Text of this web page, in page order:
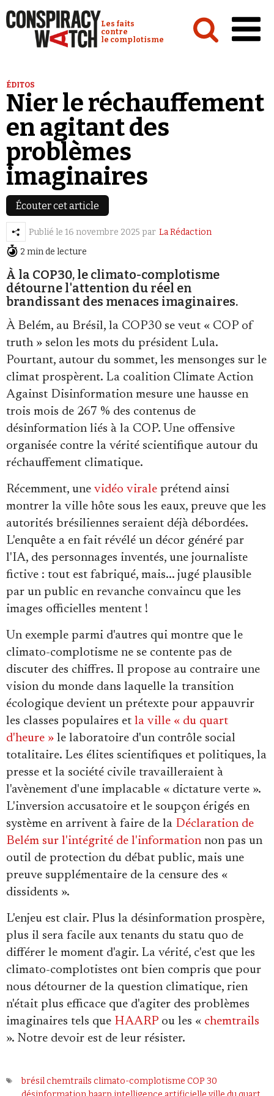
Conspiracy Watch :
Les faits
contre
le complotisme
Analyses
Conspipédia
Vidéos
Émissions
Revues de presse
Newsletter
Faire un don
Demander à Vera
Se connecter
ÉDITOS
Nier le réchauffement
en agitant des
problèmes
imaginaires
Écouter cet article
Publié le 16 novembre 2025 par La Rédaction
2 min de lecture
À la COP30, le climato-complotisme
détourne l'attention du réel en
brandissant des menaces imaginaires.
À Belém, au Brésil, la COP30 se veut « COP of
truth » selon les mots du président Lula.
Pourtant, autour du sommet, les mensonges sur le
climat prospèrent. La coalition Climate Action
Against Disinformation mesure une hausse en
trois mois de 267 % des contenus de
désinformation liés à la COP. Une offensive
organisée contre la vérité scientifique autour du
réchauffement climatique.
Récemment, une vidéo virale prétend ainsi
montrer la ville hôte sous les eaux, preuve que les
autorités brésiliennes seraient déjà débordées.
L'enquête a en fait révélé un décor généré par
l'IA, des personnages inventés, une journaliste
fictive : tout est fabriqué, mais... jugé plausible
par un public en revanche convaincu que les
images officielles mentent !
Un exemple parmi d'autres qui montre que le
climato-complotisme ne se contente pas de
discuter des chiffres. Il propose au contraire une
vision du monde dans laquelle la transition
écologique devient un prétexte pour appauvrir
les classes populaires et la ville « du quart
d'heure » le laboratoire d'un contrôle social
totalitaire. Les élites scientifiques et politiques, la
presse et la société civile travailleraient à
l'avènement d'une implacable « dictature verte ».
L'inversion accusatoire et le soupçon érigés en
système en arrivent à faire de la Déclaration de
Belém sur l'intégrité de l'informationnon pas un
outil de protection du débat public, mais une
preuve supplémentaire de la censure des «
dissidents ».
L'enjeu est clair. Plus la désinformation prospère,
plus il sera facile aux tenants du statu quo de
différer le moment d'agir. La vérité, c'est que les
climato-complotistes ont bien compris que pour
nous détourner de la question climatique, rien
n'était plus efficace que d'agiter des problèmes
imaginaires tels que HAARP ou les « chemtrails
». Notre devoir est de leur résister.
brésil chemtrails climato-complotisme COP 30